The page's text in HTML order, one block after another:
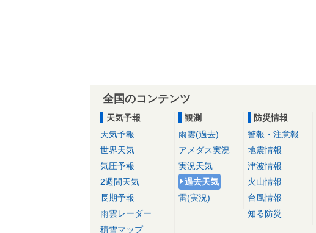
全国のコンテンツ
天気予報
天気予報
世界天気
気圧予報
2週間天気
長期予報
雨雲レーダー
積雪マップ
観測
雨雲(過去)
アメダス実況
実況天気
過去天気
雷(実況)
防災情報
警報・注意報
地震情報
津波情報
火山情報
台風情報
知る防災